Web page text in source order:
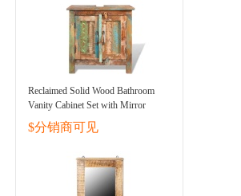
Reclaimed Solid Wood Bathroom
Vanity Cabinet Set with Mirror
$分销商可见